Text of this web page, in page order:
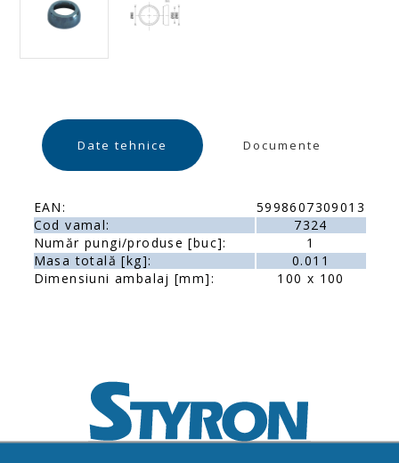
Date tehnice Documente
EAN:
5998607309013
Cod vamal:
7324
Număr pungi/produse [buc]:
1
Masa totală [kg]:
0.011
Dimensiuni ambalaj [mm]:
100 x 100